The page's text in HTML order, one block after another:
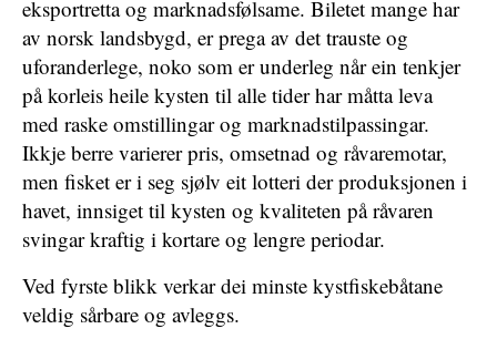
eksportretta og marknadsfølsame. Biletet mange har
av norsk landsbygd, er prega av det trauste og
uforanderlege, noko som er underleg når ein tenkjer
på korleis heile kysten til alle tider har måtta leva
med raske omstillingar og marknadstilpassingar.
Ikkje berre varierer pris, omsetnad og råvaremotar,
men fisket er i seg sjølv eit lotteri der produksjonen i
havet, innsiget til kysten og kvaliteten på råvaren
svingar kraftig i kortare og lengre periodar.
Ved fyrste blikk verkar dei minste kystfiskebåtane
veldig sårbare og avleggs.